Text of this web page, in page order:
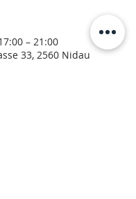
– 21:00
33, 2560 Nidau